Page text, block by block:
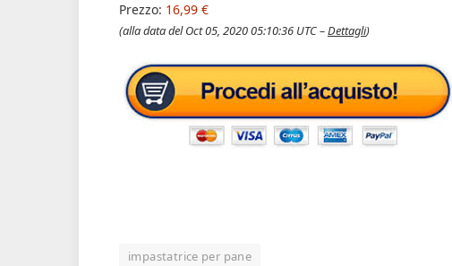
Prezzo: 16,99 €
(alla data del Oct 05, 2020 05:10:36 UTC –Dettagli)
impastatrice per pane